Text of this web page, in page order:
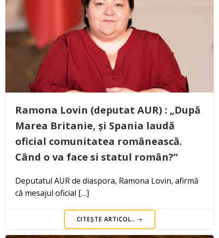
Ramona Lovin (deputat AUR) : „După
Marea Britanie, și Spania laudă
oficial comunitatea românească.
Când o va face si statul român?”
Deputatul AUR de diaspora, Ramona Lovin, afirmă
că mesajul oficial […]
CITEȘTE ARTICOL..